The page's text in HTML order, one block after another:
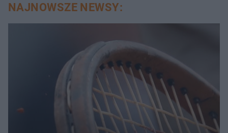
NAJNOWSZE NEWSY: